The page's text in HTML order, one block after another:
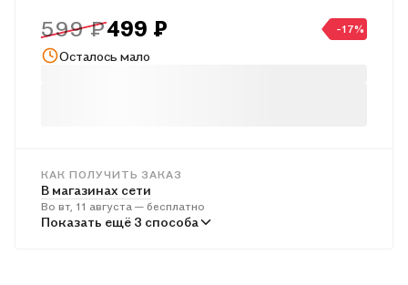
599 ₽499 ₽ -17%
Осталось мало
КАК ПОЛУЧИТЬ ЗАКАЗ
В магазинах сети
Во вт, 11 августа — бесплатно
В пунктах выдачи
Показать ещё 3 способа